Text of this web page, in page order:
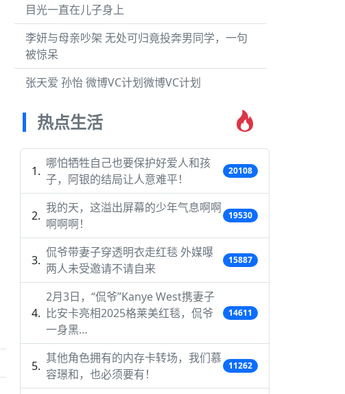
目光一直在儿子身上
李妍与母亲吵架 无处可归竟投奔男同学，一句
被惊呆
张天爱 孙怡 微博VC计划微博VC计划
热点生活
哪怕牺牲自己也要保护好爱人和孩
子，阿银的结局让人意难平！
20108
我的天，这溢出屏幕的少年气息啊啊
啊啊啊！
19530
侃爷带妻子穿透明衣走红毯 外媒曝
两人未受邀请不请自来
15887
2月3日，“侃爷”Kanye West携妻子
比安卡亮相2025格莱美红毯，侃爷
一身黑…
14611
其他角色拥有的内存卡转场，我们慕
容璟和，也必须要有！
11262